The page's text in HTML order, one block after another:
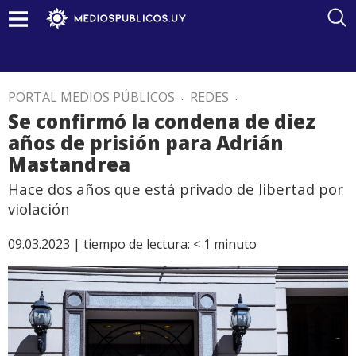
PORTAL MEDIOS PÚBLICOS . REDES .
Se confirmó la condena de diez
años de prisión para Adrián
Mastandrea
Hace dos años que está privado de libertad por
violación
09.03.2023 | tiempo de lectura: < 1 minuto